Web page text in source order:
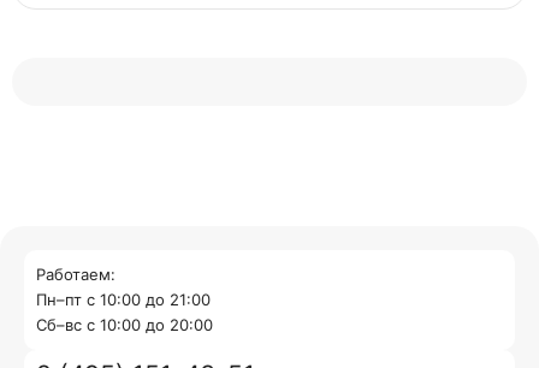
Работаем:
Пн–пт с 10:00 до 21:00
Cб–вс с 10:00 до 20:00